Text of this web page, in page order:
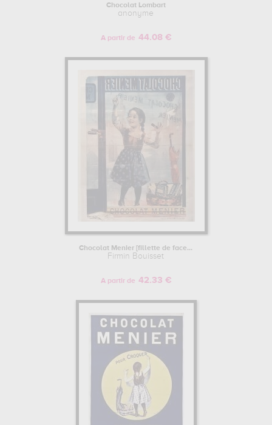
Chocolat Lombart
anonyme
A partir de 44.08 €
Chocolat Menier [fillette de face...
Firmin Bouisset
A partir de 42.33 €